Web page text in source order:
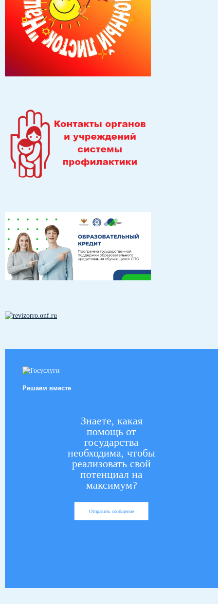
Решаем вместе
Знаете, какая
помощь от
государства
необходима, чтобы
реализовать свой
потенциал на
максимум?
Отправить сообщение